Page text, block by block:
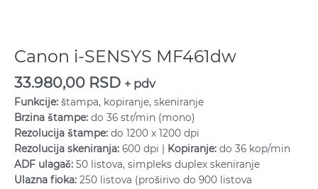
Canon i-SENSYS MF461dw
33.980,00 RSD + pdv
Funkcije: štampa, kopiranje, skeniranje
Brzina štampe: do 36 str/min (mono)
Rezolucija štampe: do 1200 x 1200 dpi
Rezolucija skeniranja: 600 dpi | Kopiranje: do 36 kop/min
ADF ulagač: 50 listova, simpleks duplex skeniranje
Ulazna fioka: 250 listova (proširivo do 900 listova